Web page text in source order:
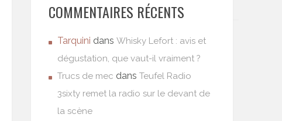
COMMENTAIRES RÉCENTS
Tarquini dans Whisky Lefort : avis et
dégustation, que vaut-il vraiment ?
Trucs de mec dans Teufel Radio
3sixty remet la radio sur le devant de
la scène